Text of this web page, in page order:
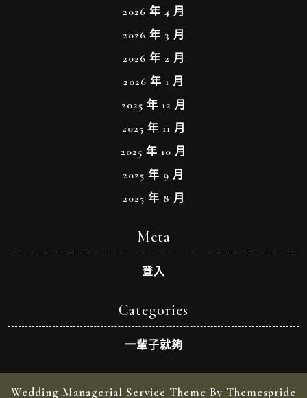
2026 年 4 月
2026 年 3 月
2026 年 2 月
2026 年 1 月
2025 年 12 月
2025 年 11 月
2025 年 10 月
2025 年 9 月
2025 年 8 月
Meta
登入
Categories
一輩子就夠
Wedding Managerial Service Theme By Themespride